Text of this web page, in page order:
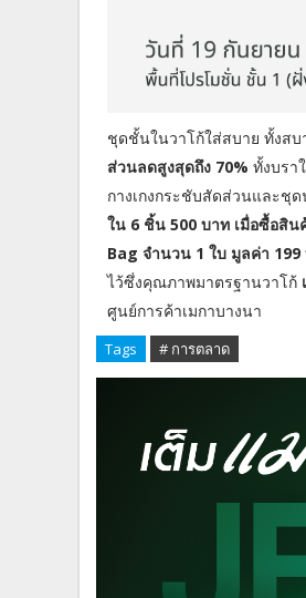
ชุดชั้นในวาโก้ใส่สบาย ทั้งส
ส่วนลดสูงสุดถึง 70% ทั้งบรา
กางเกงกระชับสัดส่วนและชุ
ใน 6 ชิ้น 500 บาท เมื่อซื้อสิ
Bag จำนวน 1 ใบ มูลค่า 199
ไว้ซึ่งคุณภาพมาตรฐานวาโก้
ศูนย์การค้าเมกาบางนา
Tags # การตลาด